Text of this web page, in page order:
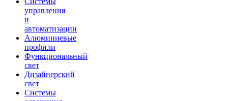
управления
и
автоматизации
Алюминиевые
профили
Функциональный
свет
Дизайнерский
свет
Системы